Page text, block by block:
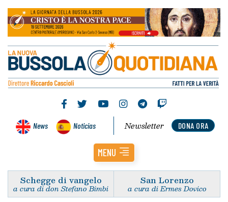
News Noticias DONA ORA
Newsletter
MENU
Schegge di vangelo
a cura di don Stefano Bimbi
San Lorenzo
a cura di Ermes Dovico